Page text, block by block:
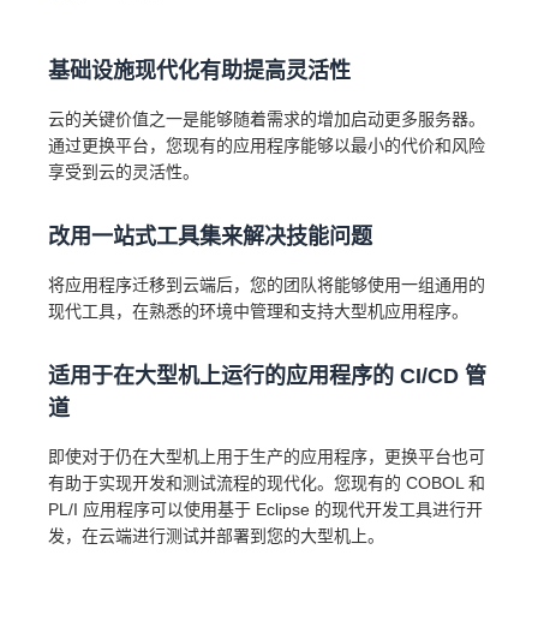
基础设施现代化有助提高灵活性
云的关键价值之一是能够随着需求的增加启动更多服务器。
通过更换平台，您现有的应用程序能够以最小的代价和风险
享受到云的灵活性。
改用一站式工具集来解决技能问题
将应用程序迁移到云端后，您的团队将能够使用一组通用的
现代工具，在熟悉的环境中管理和支持大型机应用程序。
适用于在大型机上运行的应用程序的 CI/CD 管
道
即使对于仍在大型机上用于生产的应用程序，更换平台也可
有助于实现开发和测试流程的现代化。您现有的 COBOL 和
PL/I 应用程序可以使用基于 Eclipse 的现代开发工具进行开
发，在云端进行测试并部署到您的大型机上。